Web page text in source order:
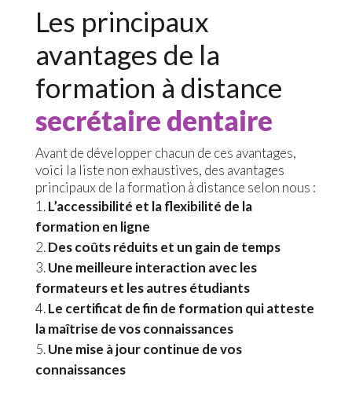
Les principaux
avantages de la
formation à distance
secrétaire dentaire
Avant de développer chacun de ces avantages,
voici la liste non exhaustives, des avantages
principaux de la formation à distance selon nous :
L’accessibilité et la flexibilité de la
formation en ligne
Des coûts réduits et un gain de temps
Une meilleure interaction avec les
formateurs et les autres étudiants
Le certificat de fin de formation qui atteste
la maîtrise de vos connaissances
Une mise à jour continue de vos
connaissances